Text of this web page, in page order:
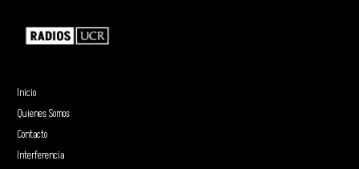
Inicio
Quienes Somos
Contacto
Interferencia